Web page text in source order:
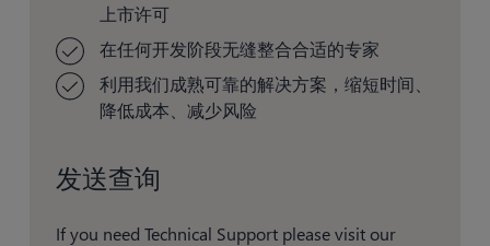
上市许可
在任何开发阶段无缝整合合适的专家
利用我们成熟可靠的解决方案，缩短时间、
降低成本、减少风险
发送查询
If you need Technical Support please visit our